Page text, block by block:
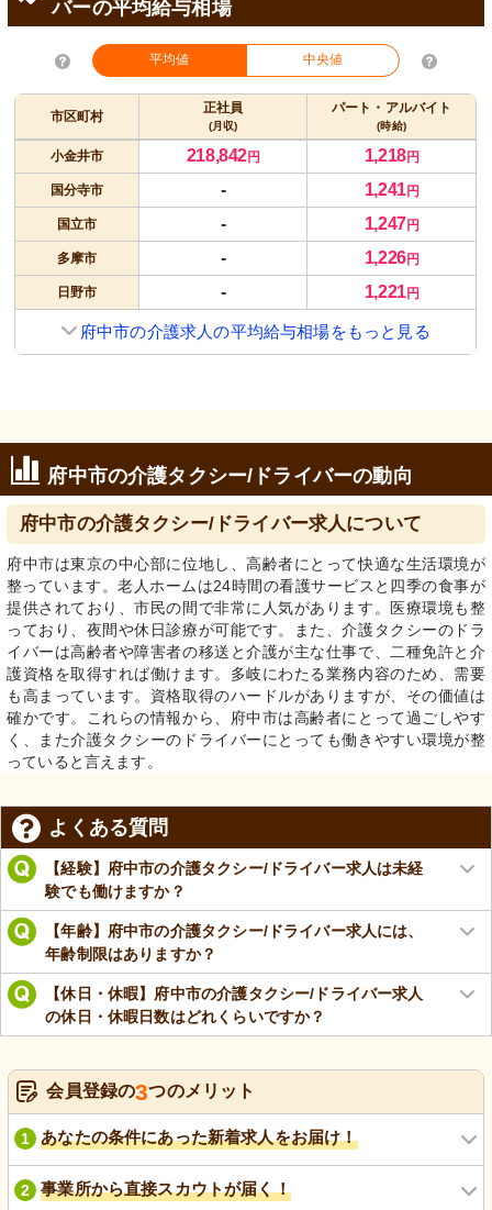
バーの平均給与相場
平均値 中央値
市区町村
正社員
(月収)
パート・アルバイト
(時給)
小金井市 218,842円 1,218円
国分寺市 - 1,241円
国立市 - 1,247円
多摩市 - 1,226円
日野市 - 1,221円
府中市の介護求人の平均給与相場をもっと見る
府中市の介護タクシー/ドライバーの動向
府中市の介護タクシー/ドライバー求人について
府中市は東京の中心部に位地し、高齢者にとって快適な生活環境が
整っています。老人ホームは24時間の看護サービスと四季の食事が
提供されており、市民の間で非常に人気があります。医療環境も整
っており、夜間や休日診療が可能です。また、介護タクシーのドラ
イバーは高齢者や障害者の移送と介護が主な仕事で、二種免許と介
護資格を取得すれば働けます。多岐にわたる業務内容のため、需要
も高まっています。資格取得のハードルがありますが、その価値は
確かです。これらの情報から、府中市は高齢者にとって過ごしやす
く、また介護タクシーのドライバーにとっても働きやすい環境が整
っていると言えます。
よくある質問
【経験】府中市の介護タクシー/ドライバー求人は未経
験でも働けますか？
【年齢】府中市の介護タクシー/ドライバー求人には、
年齢制限はありますか？
【休日・休暇】府中市の介護タクシー/ドライバー求人
の休日・休暇日数はどれくらいですか？
会員登録の3つのメリット
1 あなたの条件にあった新着求人をお届け！
2 事業所から直接スカウトが届く！